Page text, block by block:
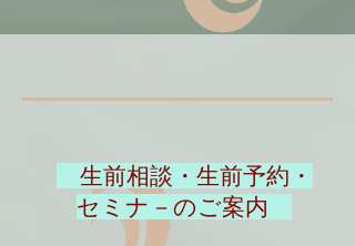
​ 生前相談・生前予約・
セミナ－のご案内